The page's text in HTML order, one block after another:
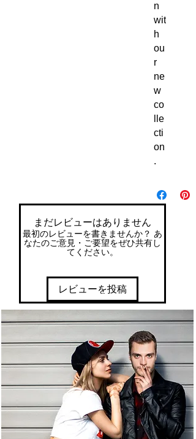
n
wit
h
ou
r
ne
w
co
lle
cti
on
.
まだレビューはありません
最初のレビューを書きませんか？ あ
なたのご意見・ご要望をぜひ共有し
てください。
レビューを投稿